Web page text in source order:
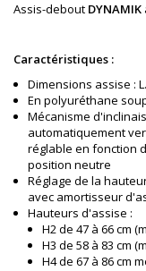
Assis-debout DYNAMIK
Caractéristiques :
Dimensions assise :
En polyuréthane
Mécanisme
automatiquement
réglable en fonction
position neutre
Réglage de la
avec amortisseur
Hauteurs d'assise :
H2 de 47 à 66 cm
H3 de 58 à 83 cm
H4 de 67 à 86 cm